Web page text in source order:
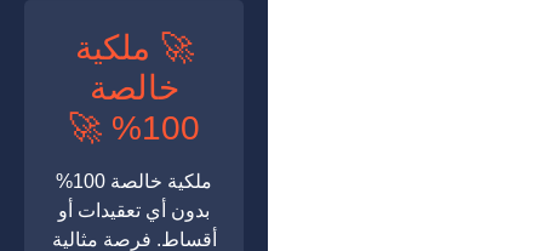
🚀 ملكية
خالصة
100% 🚀
ملكية خالصة 100%
بدون أي تعقيدات أو
أقساط. فرصة مثالية